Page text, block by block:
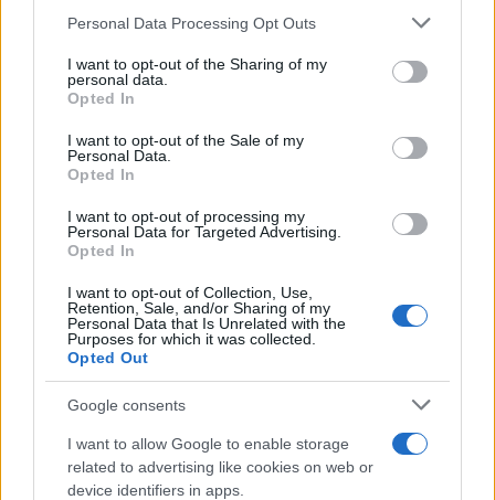
This information may also be disclosed by us to third parties
disclose it to other third parties.
Please note that this website/app uses one or more Google
services and may gather and store information including but
not limited to your visit or usage behaviour. You may click to
grant or deny consent to Google and its third-party tags to
consent section.
Personal Data Processing Opt Outs
I want to opt-out of the Sharing of my
personal data.
Opted In
I want to opt-out of the Sale of my
Personal Data.
Opted In
I want to opt-out of processing my
Personal Data for Targeted Advertising.
Opted In
I want to opt-out of Collection, Use,
Retention, Sale, and/or Sharing of my
Personal Data that Is Unrelated with the
Purposes for which it was collected.
Opted Out
Google consents
I want to allow Google to enable storage
related to advertising like cookies on web or
device identifiers in apps.